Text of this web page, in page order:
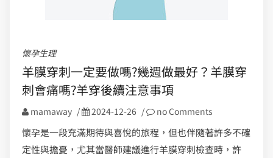
懷孕生理
羊膜穿刺一定要做嗎?幾週做最好？羊膜穿
刺會痛嗎?羊穿後續注意事項
mamaway / 2024-12-26 / no Comments
懷孕是一段充滿期待與喜悅的旅程，但也伴隨著許多不確
定性與擔憂，尤其當醫師建議進行羊膜穿刺檢查時，許